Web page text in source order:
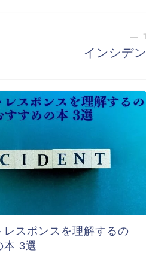
―
インシデ
レスポンスを理解するの
本 3選